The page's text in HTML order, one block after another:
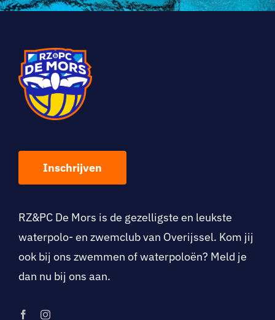
Inschrijven
RZ&PC De Mors is de gezelligste en leukste
waterpolo- en zwemclub van Overijssel. Kom jij
ook bij ons zwemmen of waterpoloën? Meld je
dan nu bij ons aan.